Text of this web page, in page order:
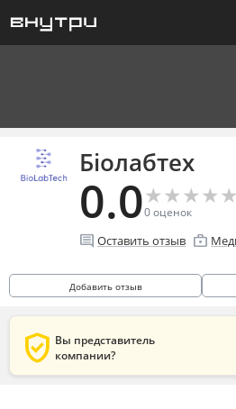
Біолабтех
0.0★
★★
★★
★★
★★
★
0оценок
comment Оставить отзыв enterprise
Добавить отзыв
verified_user Вы представитель
компании?